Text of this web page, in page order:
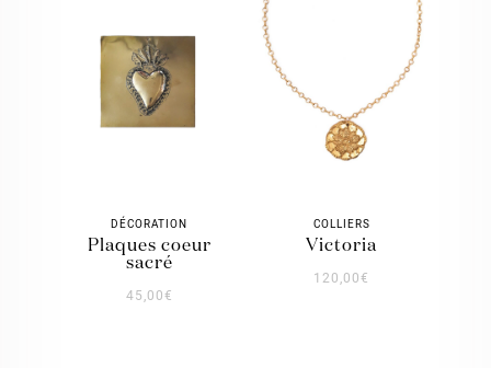
DÉCORATION
plaques coeur
sacré
45,00€
COLLIERS
victoria
120,00€